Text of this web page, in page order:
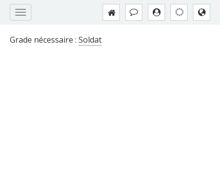
Grade nécessaire : Soldat